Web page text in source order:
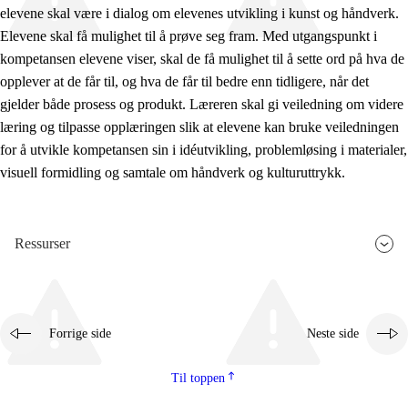
elevene skal være i dialog om elevenes utvikling i kunst og håndverk.
Elevene skal få mulighet til å prøve seg fram. Med utgangspunkt i
kompetansen elevene viser, skal de få mulighet til å sette ord på hva de
opplever at de får til, og hva de får til bedre enn tidligere, når det
gjelder både prosess og produkt. Læreren skal gi veiledning om videre
læring og tilpasse opplæringen slik at elevene kan bruke veiledningen
for å utvikle kompetansen sin i idéutvikling, problemløsing i materialer,
visuell formidling og samtale om håndverk og kulturuttrykk.
Ressurser
Forrige side Neste side
Til toppen